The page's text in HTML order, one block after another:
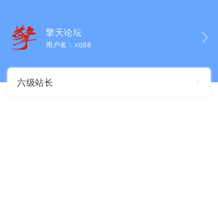
擎天论坛
用户名：xq88
六级站长